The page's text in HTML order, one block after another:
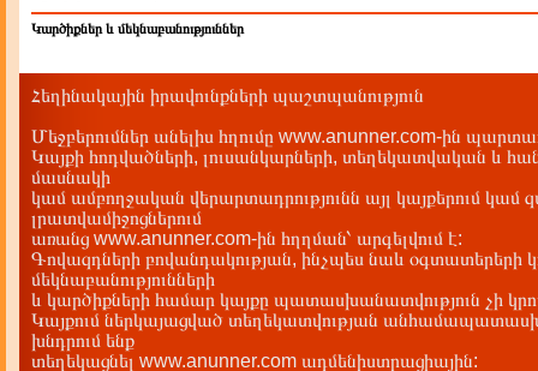
Կարծիքներ և մեկնաբանություններ
Հեղինակային իրավունքների պաշտպանություն
Մեջբերումներ անելիս հղումը www.anunner.com-ին
Կայքի հոդվածների, լուսանկարների, տեղեկատվական և
մասնակի
կամ ամբողջական վերարտադրությունն այլ կայքերում կամ
լրատվամիջոցներում
առանց www.anunner.com-ին հղղման՝ արգելվում է:
Գովազդների բովանդակության, ինչպես նաև օգտատերերի
մեկնաբանությունների
և կարծիքների համար կայքը պատասխանատվություն չի
Կայքում ներկայացված տեղեկատվության
խնդրում ենք
տեղեկացնել www.anunner.com ադմենիստրացիային: